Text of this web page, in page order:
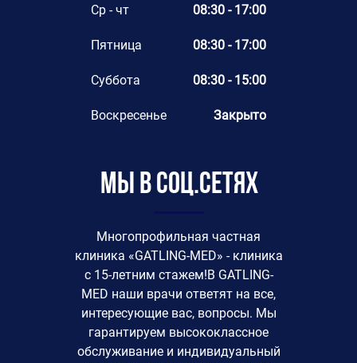
Ср - чт 08:30 - 17:00
Пятница 08:30 - 17:00
Суббота 08:30 - 15:00
Воскресенье Закрыто
Мы в соц.сетях
Многопрофильная частная
клиника «GATLING-MED» - клиника
с 15-летним стажем!В GATLING-
MED наши врачи ответят на все,
интересующие вас, вопросы. Мы
гарантируем высококлассное
обслуживание и индивидуальный